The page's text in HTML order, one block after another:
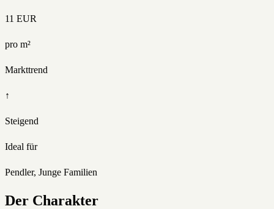
11 EUR
pro m²
Markttrend
↑
Steigend
Ideal für
Pendler, Junge Familien
Der Charakter